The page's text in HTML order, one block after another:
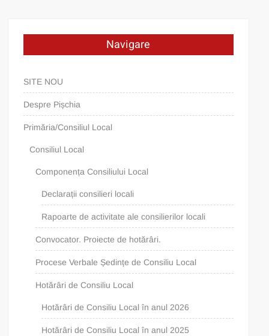
Navigare
SITE NOU
Despre Pișchia
Primăria/Consiliul Local
Consiliul Local
Componența Consiliului Local
Declarații consilieri locali
Rapoarte de activitate ale consilierilor locali
Convocator. Proiecte de hotărâri.
Procese Verbale Ședințe de Consiliu Local
Hotărâri de Consiliu Local
Hotărâri de Consiliu Local în anul 2026
Hotărâri de Consiliu Local în anul 2025